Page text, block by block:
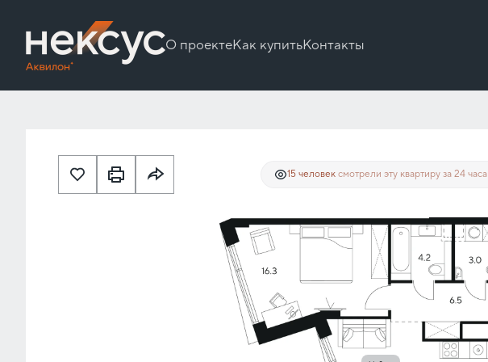
О проектеКак купитьКонтакты
2-комнатная 55.1 м 240 268 917 руб.
15 человек смотрели эту квартиру за 24 часа